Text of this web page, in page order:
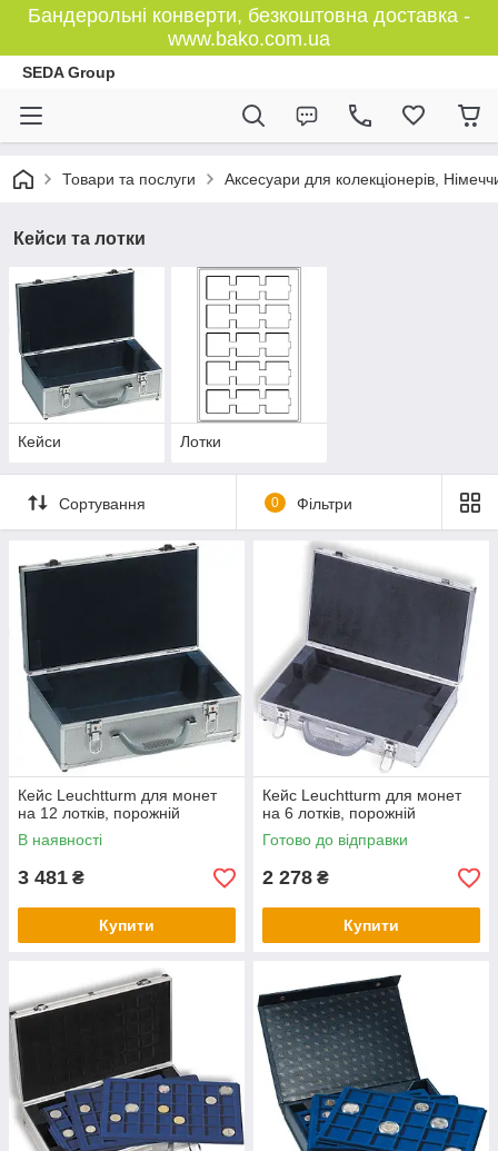
Бандерольні конверти, безкоштовна доставка -
www.bako.com.ua
SEDA Group
Товари та послуги Аксесуари для колекціонерів,
Кейси та лотки
Кейси Лотки
Сортування 0 Фільтри
Кейс Leuchtturm для монет
на 12 лотків, порожній
В наявності
3 481 ₴
Купити
Кейс Leuchtturm для монет
на 6 лотків, порожній
Готово до відправки
2 278 ₴
Купити